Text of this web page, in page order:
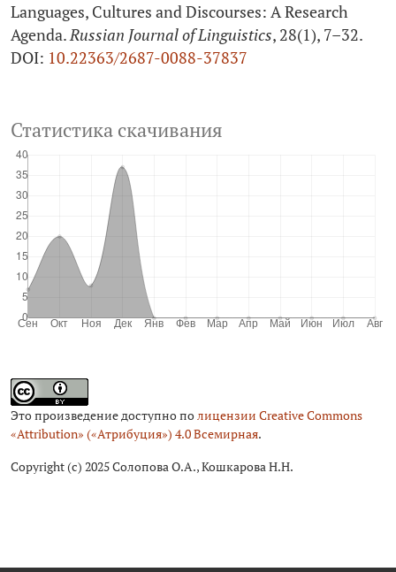
Это произведение доступно полицензии Creative Commons
«Attribution» («Атрибуция») 4.0 Всемирная.
Copyright (c) 2025 Солопова О.А., Кошкарова Н.Н.
Languages, Cultures and Discourses: A Research
Agenda.Russian Journal of Linguistics, 28(1), 7–32.
DOI: 10.22363/2687-0088-37837
Статистика скачивания